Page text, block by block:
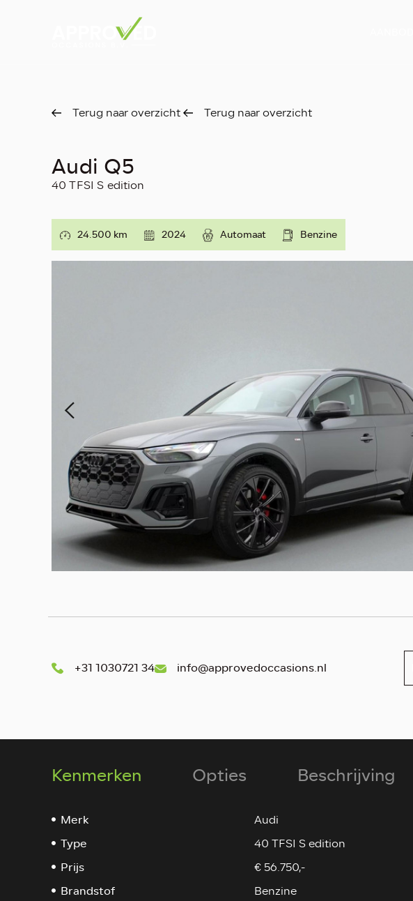
Terug naar overzicht Terug naar overzicht
Audi Q5
40 TFSI S edition
24.500 km 2024 Automaat Benzine
+31 1030721 34 info@approvedoccasions.nl
Kenmerken Opties Beschrijving
Merk Audi
Type 40 TFSI S edition
Prijs € 56.750,-
Brandstof Benzine